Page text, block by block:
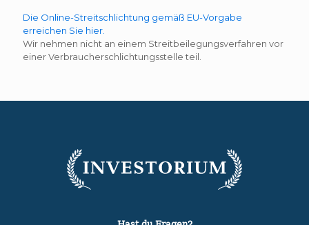
Die Online-Streitschlichtung gemäß EU-Vorgabe
erreichen Sie hier.
Wir nehmen nicht an einem Streitbeilegungsverfahren vor
einer Verbraucherschlichtungsstelle teil.